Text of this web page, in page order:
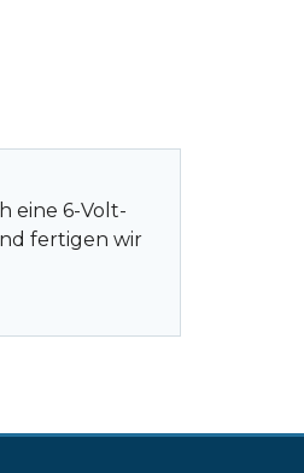
eine 6-Volt-
fertigen wir